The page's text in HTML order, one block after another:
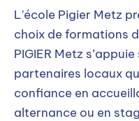
L'école Pigier Metz
choix de formations
PIGIER Metz
partenaires locaux
confiance en
alternance ou en